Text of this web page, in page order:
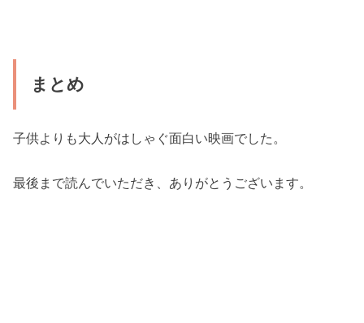
まとめ
子供よりも大人がはしゃぐ面白い映画でした。
最後まで読んでいただき、ありがとうございます。